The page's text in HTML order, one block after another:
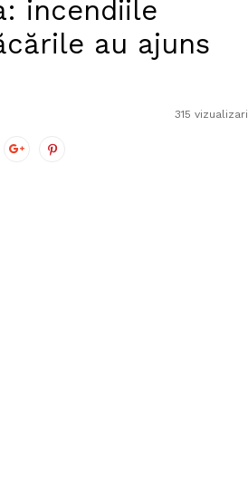
incendiile
au ajuns
315 vizualizari